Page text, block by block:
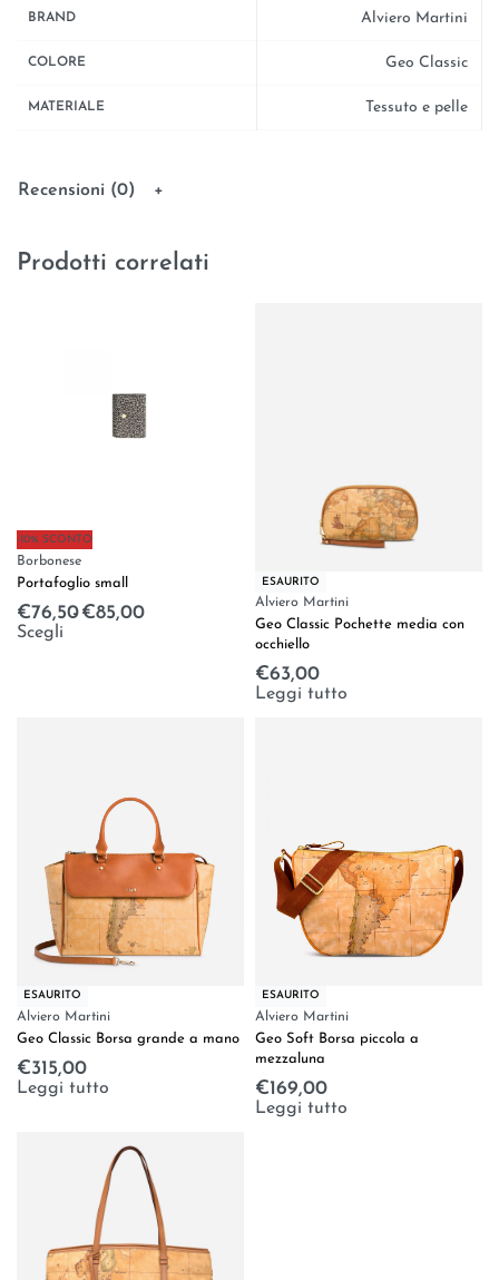
BRAND Alviero Martini
COLORE Geo Classic
MATERIALE Tessuto e pelle
Recensioni (0)
Prodotti correlati
-10% SCONTO
Borbonese
Portafoglio small
€76,50€85,00
Scegli
ESAURITO
Alviero Martini
Geo Classic Pochette media con
occhiello
€63,00
Leggi tutto
ESAURITO
Alviero Martini
Geo Classic Borsa grande a mano
€315,00
Leggi tutto
ESAURITO
Alviero Martini
Geo Soft Borsa piccola a
mezzaluna
€169,00
Leggi tutto